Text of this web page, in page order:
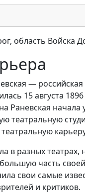
область
— российская
15 августа
Раневская
театральную
в разных
часть
свои самые
и критиков.